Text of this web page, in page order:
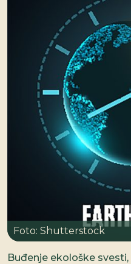
Foto: Shutterstock
Buđenje ekološke svesti,